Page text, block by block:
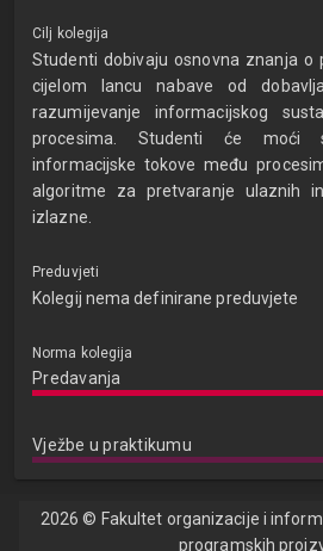
Cilj kolegija
Studenti dobivaju osnovna znanja o
cijelom lancu nabave od
razumijevanje informacijskog
procesima. Studenti će moći
informacijske tokove među
algoritme za pretvaranje ulaznih
izlazne.
Preduvjeti
Kolegij nema definirane preduvjete
Norma kolegija
Predavanja
Vježbe u praktikumu
2026 © Fakultet organizacije i
programskih